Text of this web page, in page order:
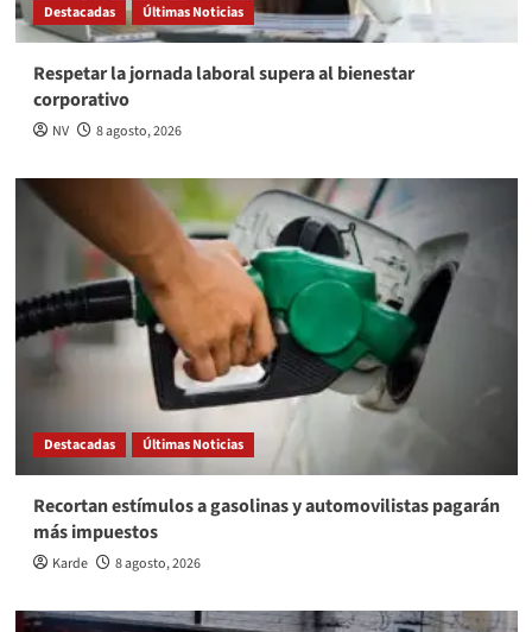
Destacadas Últimas Noticias
Respetar la jornada laboral supera al bienestar
corporativo
NV 8 agosto, 2026
Destacadas Últimas Noticias
Recortan estímulos a gasolinas y automovilistas pagarán
más impuestos
Karde 8 agosto, 2026